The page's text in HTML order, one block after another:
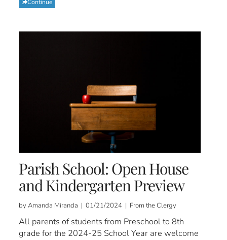
Continue
Parish School: Open House
and Kindergarten Preview
by Amanda Miranda | 01/21/2024 | From the Clergy
All parents of students from Preschool to 8th
grade for the 2024-25 School Year are welcome